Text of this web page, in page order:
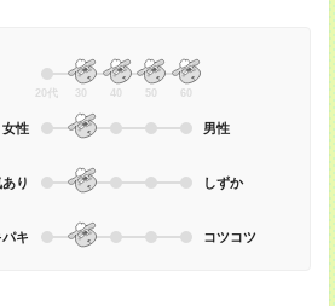
20代 30 40 50 60
女性 男性
り しずか
キ コツコツ